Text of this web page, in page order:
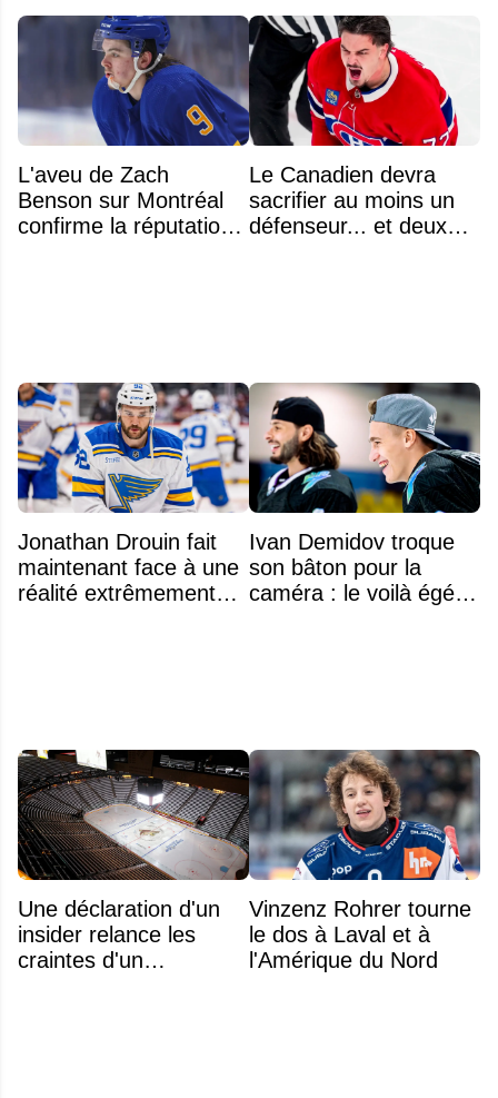
L'aveu de Zach
Benson sur Montréal
confirme la réputation
Le Canadien devra
sacrifier au moins un
défenseur... et deux
Jonathan Drouin fait
maintenant face à une
réalité extrêmement
Ivan Demidov troque
son bâton pour la
caméra : le voilà égérie
Une déclaration d'un
insider relance les
craintes d'un
Vinzenz Rohrer tourne
le dos à Laval et à
l'Amérique du Nord